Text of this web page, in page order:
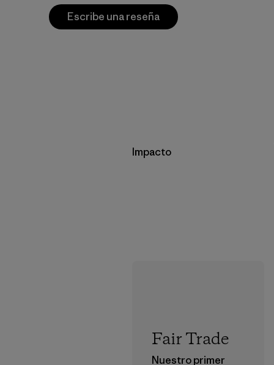
Escribe una reseña
Impacto
Fair Trade
Nuestro primer